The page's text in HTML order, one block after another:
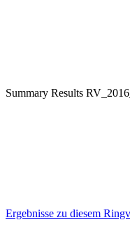
Summary Results
Ergebnisse zu diesem